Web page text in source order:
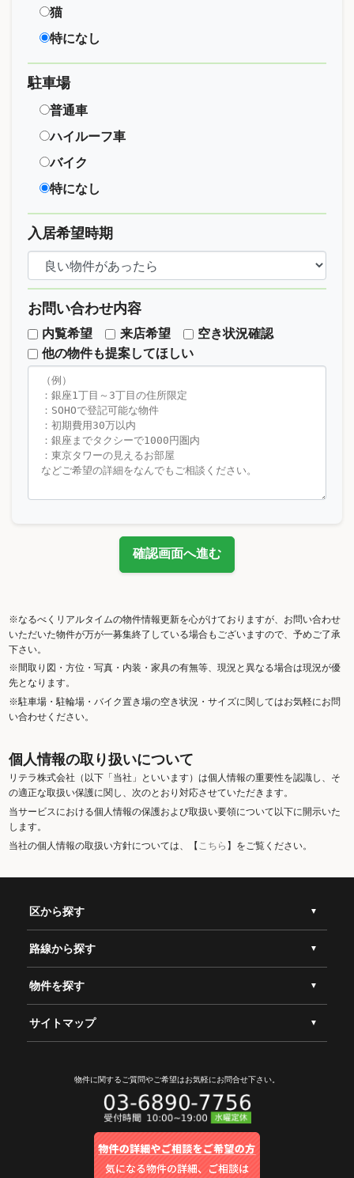
猫
特になし
駐車場
普通車
ハイルーフ車
バイク
特になし
入居希望時期
お問い合わせ内容
内覧希望 来店希望
空き状況確認
他の物件も提案してほしい
確認画面へ進む
※なるべくリアルタイムの物件情報更新を心がけておりますが、お問い合わせ
いただいた物件が万が一募集終了している場合もございますので、予めご了承
下さい。
※間取り図・方位・写真・内装・家具の有無等、現況と異なる場合は現況が優
先となります。
※駐車場・駐輪場・バイク置き場の空き状況・サイズに関してはお気軽にお問
い合わせください。
個人情報の取り扱いについて
リテラ株式会社（以下「当社」といいます）は個人情報の重要性を認識し、そ
の適正な取扱い保護に関し、次のとおり対応させていただきます。
当サービスにおける個人情報の保護および取扱い要領について以下に開示いた
します。
当社の個人情報の取扱い方針については、【こちら 】をご覧ください。
区から探す
路線から探す
物件を探す
サイトマップ
物件に関するご質問やご希望はお気軽にお問合せ下さい。